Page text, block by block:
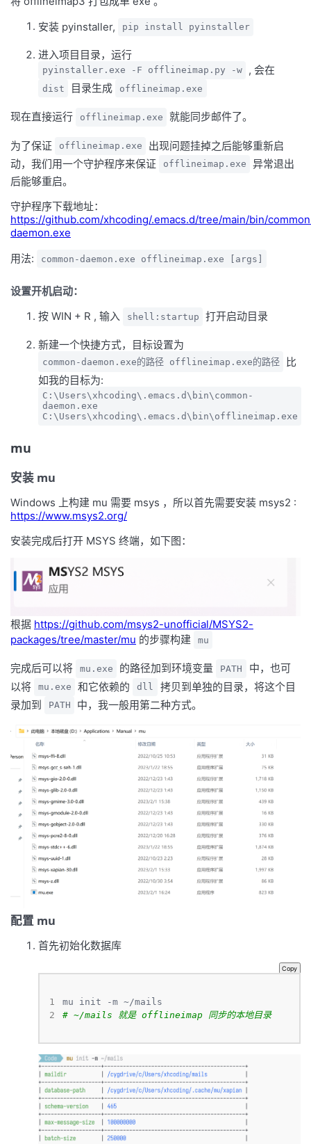
安装 pyinstaller,
pip install pyinstaller
进入项目目录，运行
pyinstaller.exe -F offlineimap.py -w , 会在
dist 目录生成 offlineimap.exe
现在直接运行 offlineimap.exe 就能同步邮件了。
为了保证 offlineimap.exe
出现问题挂掉之后能够重新启
动，我们用一个守护程序来保证
offlineimap.exe
异常退出
后能够重启。
守护程序下载地址：
https://github.com/xhcoding/.emacs.d/tree/main/bin/
daemon.exe
用法:
common-daemon.exe offlineimap.exe [args]
设置开机启动：
按 WIN + R , 输入 shell:startup 打开启动目录
新建一个快捷方式，目标设置为
common-daemon.exe的路径 offlineimap.exe的路径
比
如我的目标为:
C:\Users\xhcoding\.emacs.d\bin\common-
daemon.exe
C:\Users\xhcoding\.emacs.d\bin\offlineimap.exe
mu
安装 mu
Windows 上构建 mu 需要 msys ，所以首先需要安装 msys2 :
https://www.msys2.org/
安装完成后打开 MSYS 终端，如下图：
根据 https://github.com/msys2-unofficial/MSYS2-
packages/tree/master/mu 的步骤构建 mu
完成后可以将 mu.exe 的路径加到环境变量 PATH
中，也可
以将
mu.exe 和它依赖的 dll
拷贝到单独的目录，将这个目
录加到
PATH 中，我一般用第二种方式。
配置 mu
首先初始化数据库
Copy
1
2
# ~/mails 就是 offlineimap 同步的本地目录